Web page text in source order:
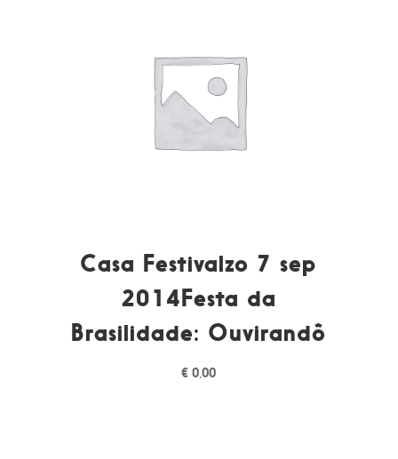
Casa Festivalzo 7 sep
2014Festa da
Brasilidade: Ouvirandô
€ 0,00